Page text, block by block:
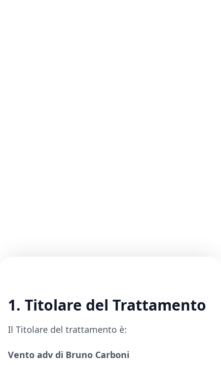
1. Titolare del Trattamento
Il Titolare del trattamento è:
Vento adv di Bruno Carboni